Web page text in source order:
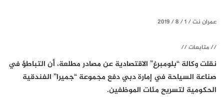
عمران نت / 1 / 8 / 2019
// متابعات //
نقلت وكالة “بلومبرغ” الاقتصادية عن مصادر مطلعة، أن التباطؤ في
صناعة السياحة في إمارة دبي دفع مجموعة “جميرا” الفندقية
الحكومية لتسريح مئات الموظفين.